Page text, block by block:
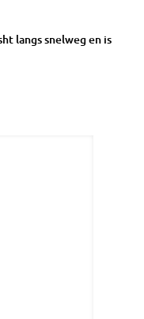
langs snelweg en is